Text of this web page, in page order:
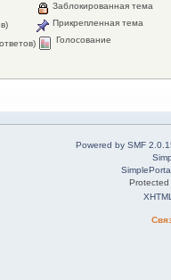
Заблокированная тема
Прикрепленная тема
Голосование
Powered by SMF